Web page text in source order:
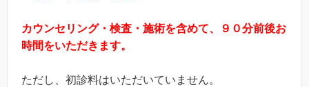
カウンセリング・検査・施術を含めて、９０分前後お
時間をいただきます。
ただし、初診料はいただいていません。